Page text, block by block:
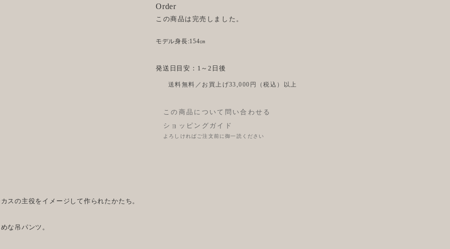
Order
この商品は完売しました。
モデル身長:154㎝
発送日目安：1～2日後
送料無料／お買上げ33,000円（税込）以上
この商品について問い合わせる
ショッピングガイド
よろしければご注文前に御一読ください
スの主役をイメージして作られたかたち。
な吊パンツ。